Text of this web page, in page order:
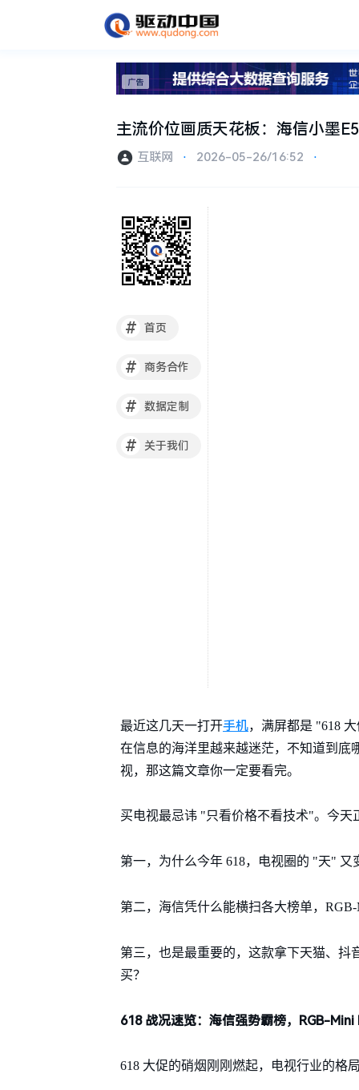
主流价位画质天花板：海信小墨
互联网 ⋅ 2026-05-26/16:52 ⋅
# 首页
# 商务合作
# 数据定制
# 关于我们
最近这几天一打开手机，满屏都是 "618
在信息的海洋里越来越迷茫，不知道到底
视，那这篇文章你一定要看完。
买电视最忌讳 "只看价格不看技术"。今天
第一，为什么今年 618，电视圈的 "天"
第二，海信凭什么能横扫各大榜单，
第三，也是最重要的，这款拿下天猫、抖
买？
618 战况速览：海信强势霸榜，RGB-Mini
618 大促的硝烟刚刚燃起，电视行业的格